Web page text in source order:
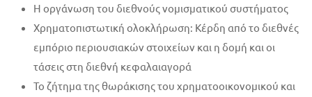
Η οργάνωση του διεθνούς νομισματικού συστήματος
Χρηματοπιστωτική ολοκλήρωση: Κέρδη από το διεθνές
εμπόριο περιουσιακών στοιχείων και η δομή και οι
τάσεις στη διεθνή κεφαλαιαγορά
Το ζήτημα της θωράκισης του χρηματοοικονομικού και